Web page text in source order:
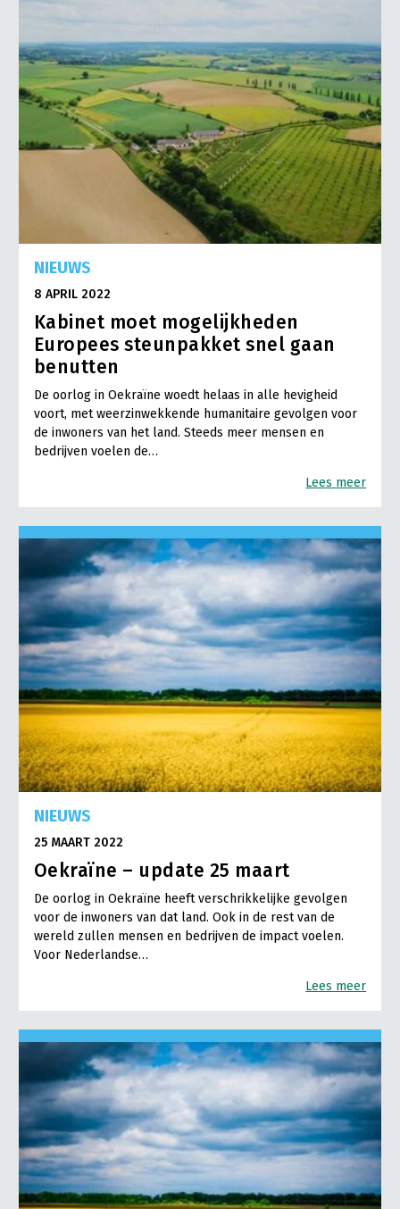
NIEUWS
8 APRIL 2022
Kabinet moet mogelijkheden
Europees steunpakket snel gaan
benutten
De oorlog in Oekraïne woedt helaas in alle hevigheid
voort, met weerzinwekkende humanitaire gevolgen voor
de inwoners van het land. Steeds meer mensen en
bedrijven voelen de…
Lees meer
NIEUWS
25 MAART 2022
Oekraïne – update 25 maart
De oorlog in Oekraïne heeft verschrikkelijke gevolgen
voor de inwoners van dat land. Ook in de rest van de
wereld zullen mensen en bedrijven de impact voelen.
Voor Nederlandse…
Lees meer